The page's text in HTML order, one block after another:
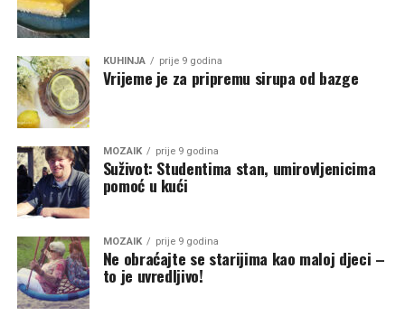
KUHINJA prije 9 godina
Vrijeme je za pripremu sirupa od bazge
MOZAIK prije 9 godina
Suživot: Studentima stan, umirovljenicima
pomoć u kući
MOZAIK prije 9 godina
Ne obraćajte se starijima kao maloj djeci –
to je uvredljivo!